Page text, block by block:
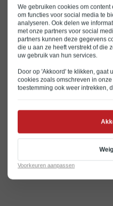
We gebruiken cookies om
om functies voor social media te
analyseren. Ook delen we
met onze partners voor social
partners kunnen deze gegevens
die u aan ze heeft verstrekt of die
uw gebruik van hun services.
Door op 'Akkoord' te klikken, gaat
cookies zoals omschreven in onze
toestemming ook weer intrekken,
Voorkeuren aanpassen